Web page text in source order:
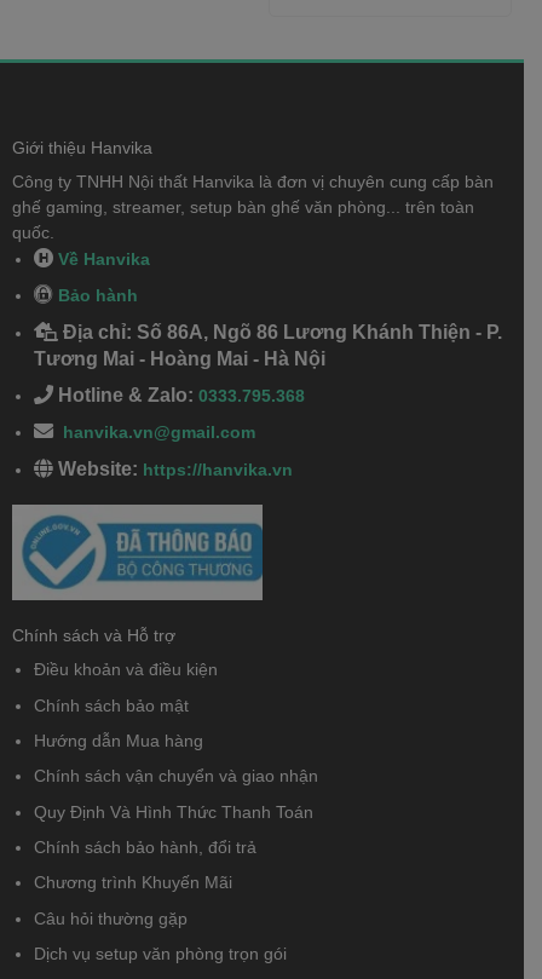
Giới thiệu Hanvika
Công ty TNHH Nội thất Hanvika là đơn vị chuyên cung cấp bàn
ghế gaming, streamer, setup bàn ghế văn phòng... trên toàn
quốc.
Về Hanvika
Bảo hành
Địa chỉ: Số 86A, Ngõ 86 Lương Khánh Thiện - P.
Tương Mai - Hoàng Mai - Hà Nội
Hotline & Zalo: 0333.795.368
hanvika.vn@gmail.com
Website: https://hanvika.vn
Chính sách và Hỗ trợ
Điều khoản và điều kiện
Chính sách bảo mật
Hướng dẫn Mua hàng
Chính sách vận chuyển và giao nhận
Quy Định Và Hình Thức Thanh Toán
Chính sách bảo hành, đổi trả
Chương trình Khuyến Mãi
Câu hỏi thường gặp
Dịch vụ setup văn phòng trọn gói